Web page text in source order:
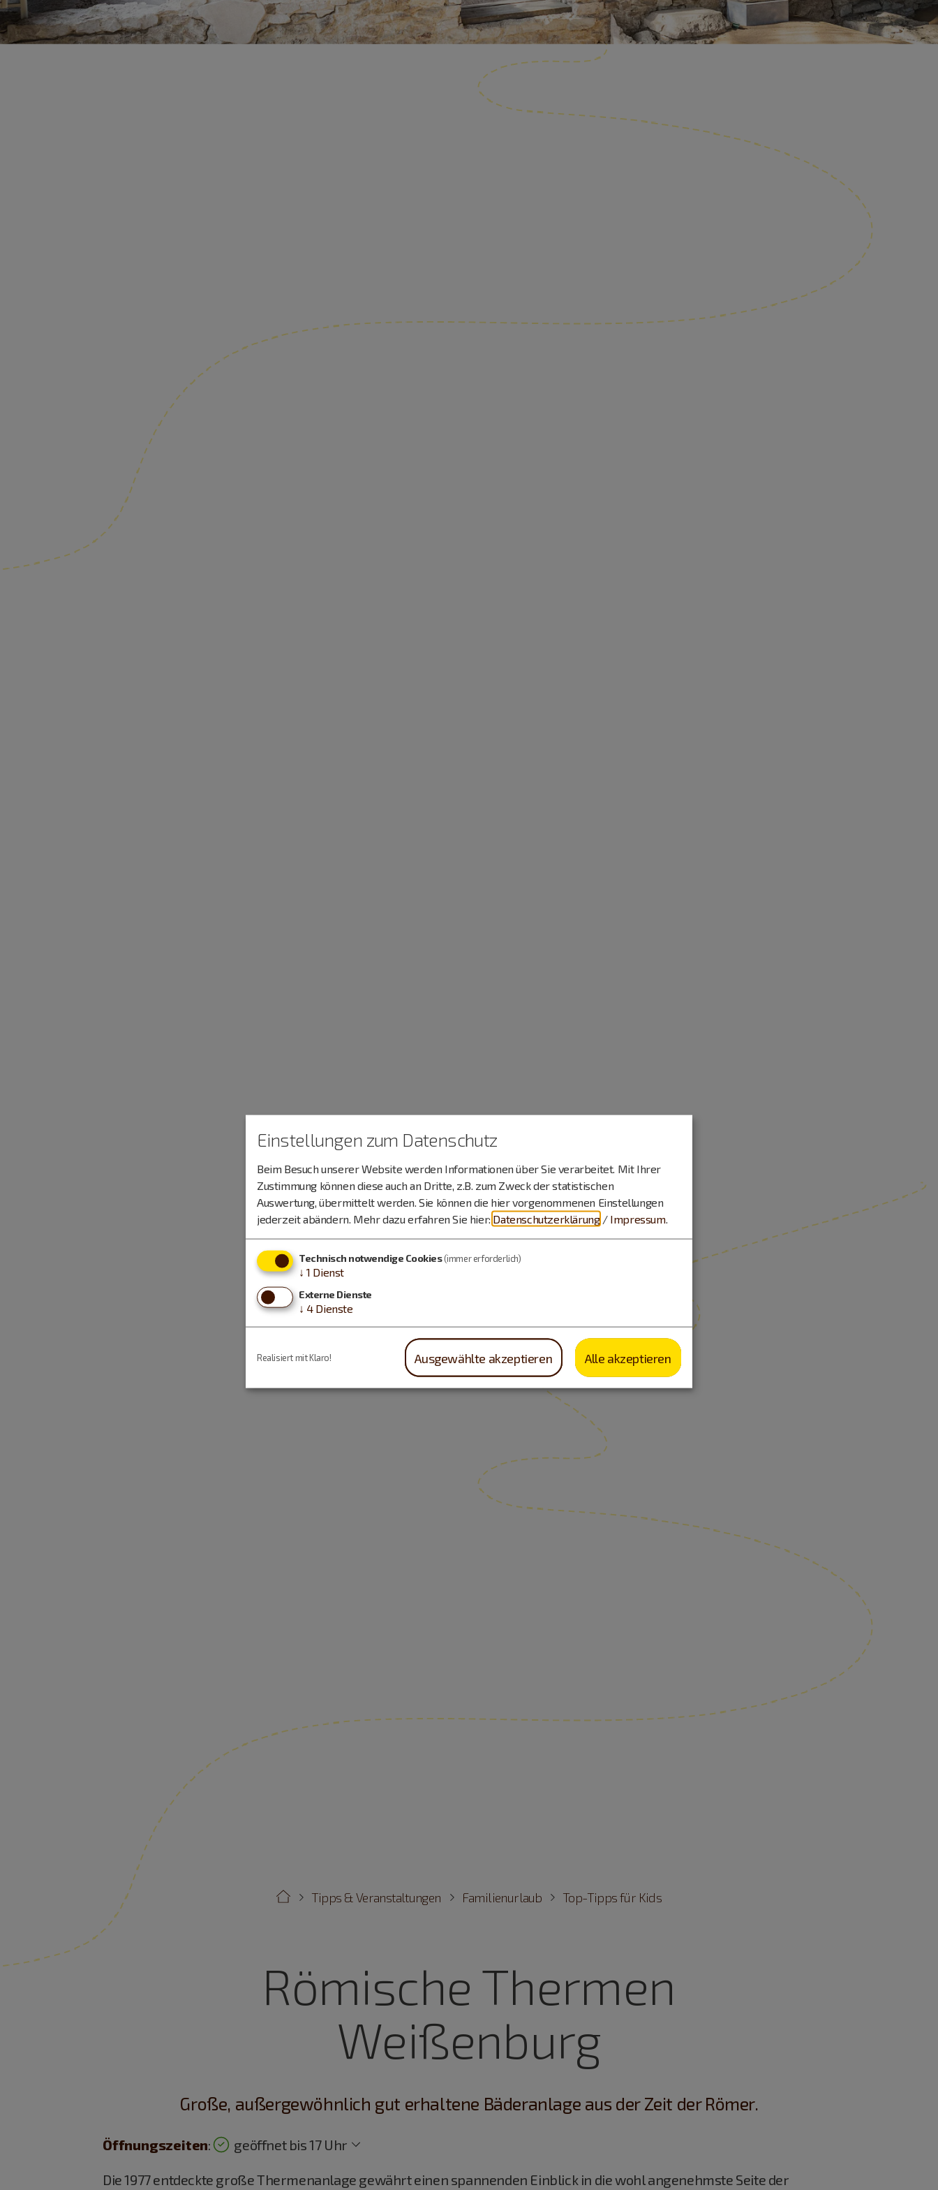
Top-Tipps für Kids
Familienurlaub
Tipps & Veranstaltungen
Römische Thermen
Weißenburg
Große, außergewöhnlich gut erhaltene Bäderanlage aus der Zeit der Römer.
Öffnungszeiten: geöffnet bis 17 Uhr
Die 1977 entdeckte große Thermenanlage gewährt einen spannenden Einblick in die wohl angenehmste Seite der
Einstellungen zum Datenschutz
Beim Besuch unserer Website werden Informationen über Sie verarbeitet. Mit Ihrer
Zustimmung können diese auch an Dritte, z.B. zum Zweck der statistischen
Auswertung, übermittelt werden. Sie können die hier vorgenommenen Einstellungen
jederzeit abändern. Mehr dazu erfahren Sie hier: Datenschutzerklärung / Impressum.
Technisch notwendige Cookies(immer erforderlich)
↓ 1 Dienst
Externe Dienste
↓ 4 Dienste
Ausgewählte akzeptieren Alle akzeptieren
Realisiert mit Klaro!